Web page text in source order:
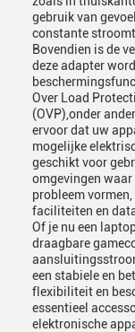
gebruik van
constante
Bovendien is de
deze adapter
Over Load
(OVP),onder
ervoor dat uw
mogelijke
geschikt voor
omgevingen waar
probleem
faciliteiten en
Of je nu een
draagbare
een stabiele en
flexibiliteit en
essentieel
elektronische